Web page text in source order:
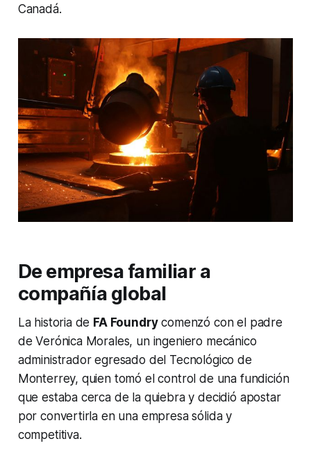
Canadá.
De empresa familiar a
compañía global
La historia de FA Foundrycomenzó con el padre
de Verónica Morales, un ingeniero mecánico
administrador egresado del Tecnológico de
Monterrey, quien tomó el control de una fundición
que estaba cerca de la quiebra y decidió apostar
por convertirla en una empresa sólida y
competitiva.